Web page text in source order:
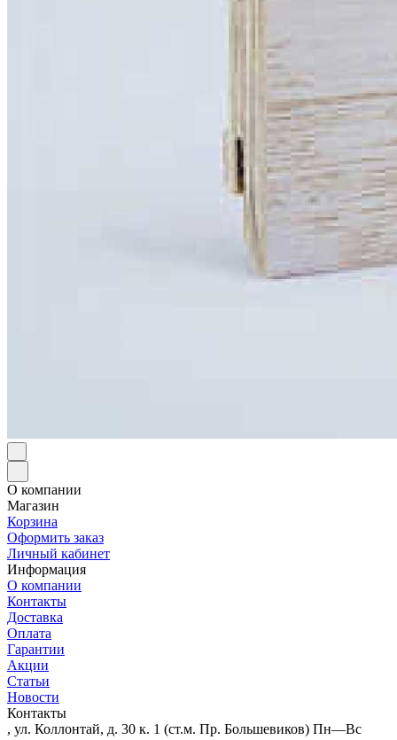
О компании
Магазин
Корзина
Оформить заказ
Личный кабинет
Информация
О компании
Контакты
Доставка
Оплата
Гарантии
Акции
Статьи
Новости
Контакты
, ул. Коллонтай, д. 30 к. 1 (ст.м. Пр. Большевиков) Пн—Вс